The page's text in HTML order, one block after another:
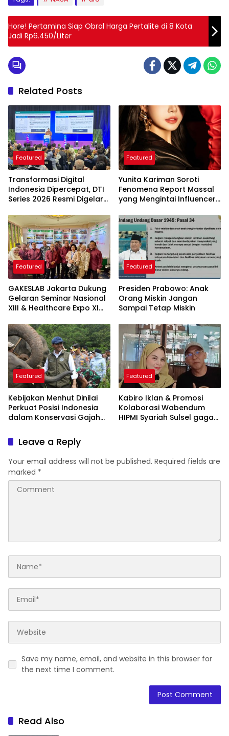
Hore! Pertamina Siap Obral Harga Pertalite di 8 Kota
Jadi Rp6.450/Liter
Related Posts
Featured
Transformasi Digital
Indonesia Dipercepat, DTI
Series 2026 Resmi Digelar
Featured
Yunita Kariman Soroti
Fenomena Report Massal
yang Mengintai Influencer,
yang Perlu Diketahui
Featured
GAKESLAB Jakarta Dukung
Gelaran Seminar Nasional
XIII & Healthcare Expo XI
Featured
Presiden Prabowo: Anak
Orang Miskin Jangan
Sampai Tetap Miskin
Featured
Kebijakan Menhut Dinilai
Perkuat Posisi Indonesia
dalam Konservasi Gajah
Featured
Kabiro Iklan & Promosi
Kolaborasi Wabendum
HIPMI Syariah Sulsel gagas
Leave a Reply
Your email address will not be published. Required fields are
marked *
Save my name, email, and website in this browser for
the next time I comment.
Read Also